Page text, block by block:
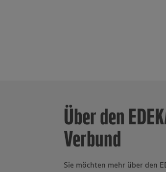
Über den
Verbund
Sie möchten mehr über den